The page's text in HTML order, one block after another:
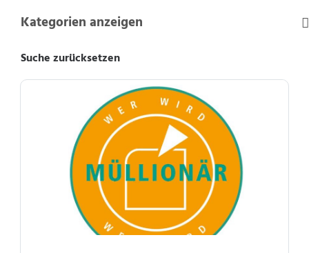
Kategorien anzeigen
Suche zurücksetzen